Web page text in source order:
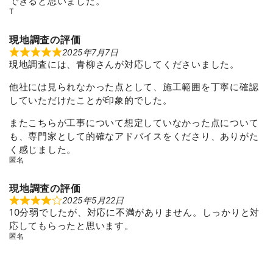
T
現地調査の評価
R
a
e
d
5
o
t
o
f
5
2025年7月7日
現地調査には、青柳さんが対応してくださいました。
他社には見られなかった点として、施工範囲を丁寧に確認
していただけたことが印象的でした。
またこちらが工事について想定していなかった点について
も、専門家として的確なアドバイスをくださり、ありがた
く感じました。
匿名
現地調査の評価
R
a
t
e
2025年5月22日
10分弱でしたが、対応に不満がありません。しっかりと対
応してもらったと思います。
匿名